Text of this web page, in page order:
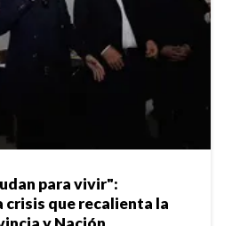
para vivir":
crisis que recalienta la